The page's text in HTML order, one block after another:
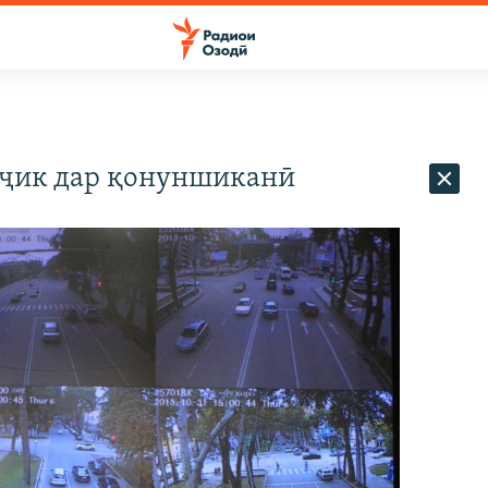
дар қонуншиканӣ